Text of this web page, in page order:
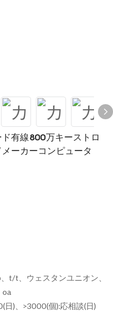
有線800万キーストロ
ーカーコンピュータ
t/t、ウェスタンユニオン、
日)、>3000(個):応相談(日)